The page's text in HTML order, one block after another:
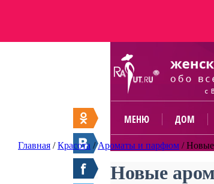
МЕНЮ ДОМ
Главная /Красота /Ароматы и парфюм /
Новые